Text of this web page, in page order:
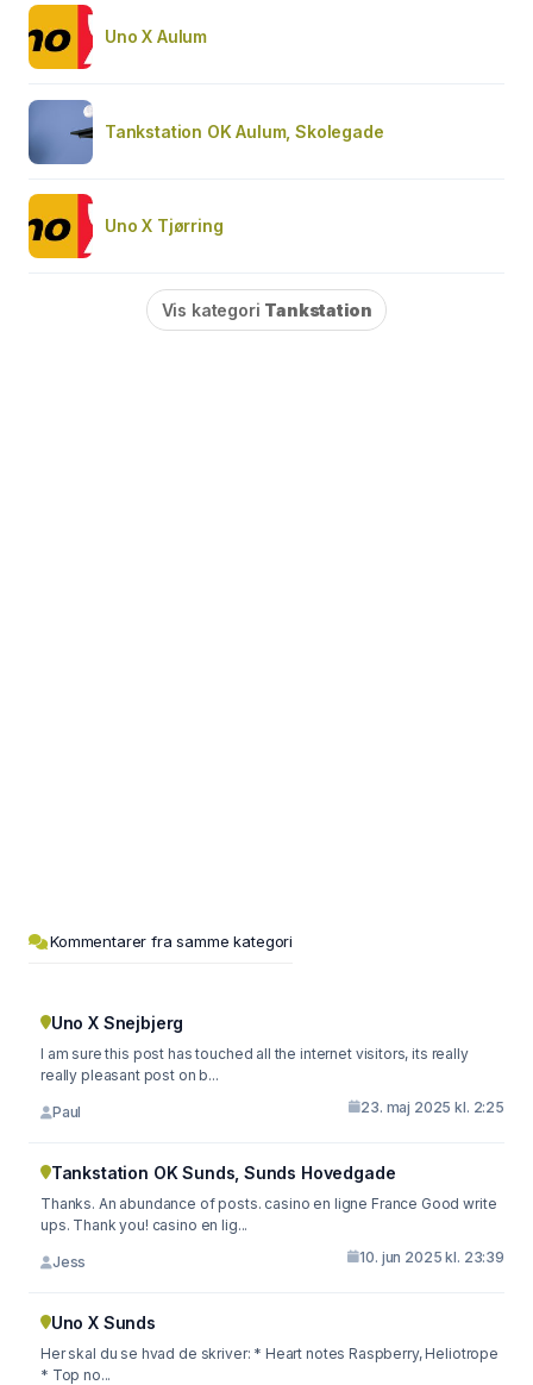
Uno X Aulum
Tankstation OK Aulum, Skolegade
Uno X Tjørring
Vis kategori Tankstation
Kommentarer fra samme kategori
Uno X Snejbjerg
I am sure this post has touched all the internet visitors, its really
really pleasant post on b...
Paul 23. maj 2025 kl. 2:25
Tankstation OK Sunds, Sunds Hovedgade
Thanks. An abundance of posts. casino en ligne France Good write
ups. Thank you! casino en lig...
Jess 10. jun 2025 kl. 23:39
Uno X Sunds
Her skal du se hvad de skriver: * Heart notes Raspberry, Heliotrope
* Top no...